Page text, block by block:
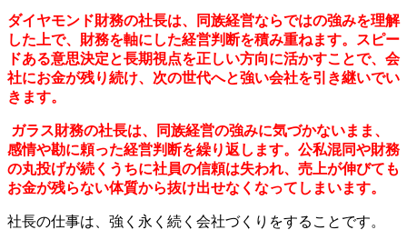
ダイヤモンド財務の社長は、同族経営ならではの強みを理解
した上で、財務を軸にした経営判断を積み重ねます。スピー
ドある意思決定と長期視点を正しい方向に活かすことで、会
社にお金が残り続け、次の世代へと強い会社を引き継いでい
きます。
ガラス財務の社長は、同族経営の強みに気づかないまま、
感情や勘に頼った経営判断を繰り返します。公私混同や財務
の丸投げが続くうちに社員の信頼は失われ、売上が伸びても
お金が残らない体質から抜け出せなくなってしまいます。
社長の仕事は、強く永く続く会社づくりをすることです。